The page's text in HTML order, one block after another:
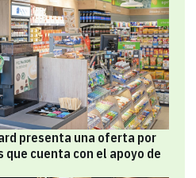
presenta una oferta por
que cuenta con el apoyo de